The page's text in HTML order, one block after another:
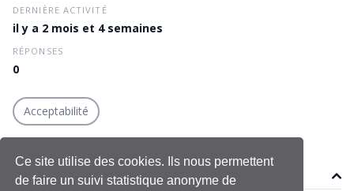
Ce site utilise des cookies. Ils nous permettent
de faire un suivi statistique anonyme de
DERNIÈRE ACTIVITÉ
il y a 2 mois et 4 semaines
RÉPONSES
0
Acceptabilité
Sujet